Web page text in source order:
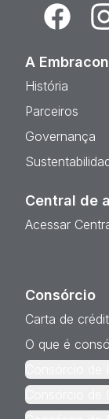
Facebook
A Embracon
História
Parceiros
Governança
Central de
Acessar
Consórcio
Carta de
O que é
Consórcio de
Consórcio de